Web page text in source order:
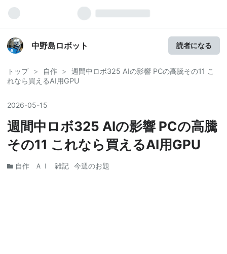
中野島ロボット 読者になる
トップ > 自作 >
週間中ロボ325 AIの影響 PCの高騰その11 こ
れなら買えるAI用GPU
2026-05-15
週間中ロボ325 AIの影響 PCの高騰
その11 これなら買えるAI用GPU
自作 ＡＩ 雑記 今週のお題